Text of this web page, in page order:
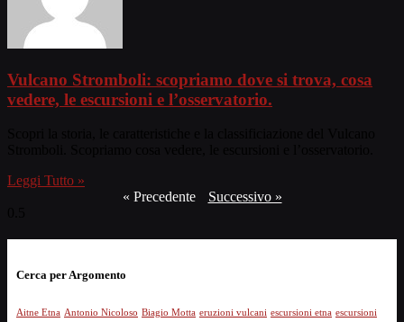
Vulcano Stromboli: scopriamo dove si trova, cosa
vedere, le escursioni e l’osservatorio.
Leggi Tutto »
« Precedente
Successivo »
Cerca per Argomento
Aitne Etna Antonio Nicoloso Biagio Motta eruzioni vulcani escursioni etna escursioni